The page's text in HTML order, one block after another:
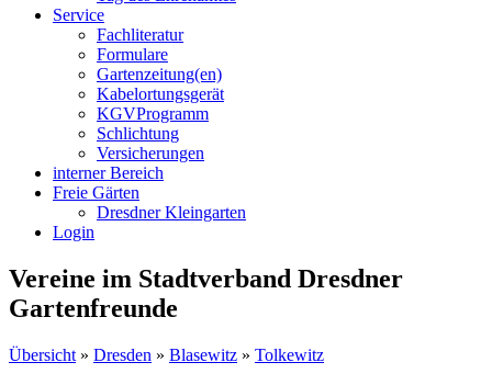
Service
Fachliteratur
Formulare
Gartenzeitung(en)
Kabelortungsgerät
KGVProgramm
Schlichtung
Versicherungen
interner Bereich
Freie Gärten
Dresdner Kleingarten
Login
Vereine im Stadtverband Dresdner
Gartenfreunde
Übersicht » Dresden » Blasewitz » Tolkewitz